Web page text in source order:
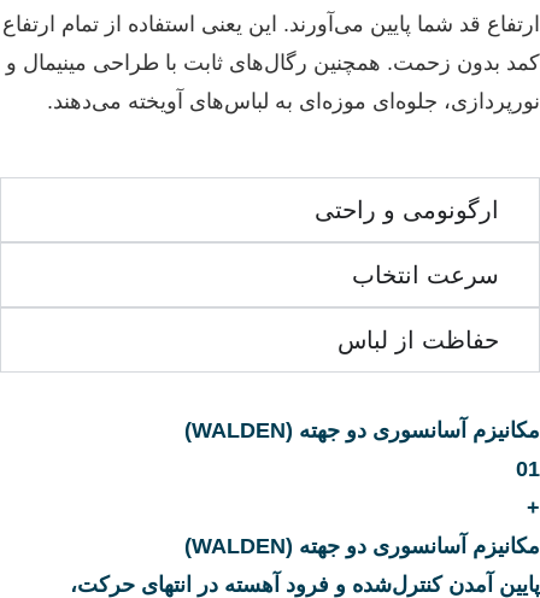
ارتفاع قد شما پایین می‌آورند. این یعنی استفاده از تمام ارتفاع
کمد بدون زحمت. همچنین رگال‌های ثابت با طراحی مینیمال و
نورپردازی، جلوه‌ای موزه‌ای به لباس‌های آویخته می‌دهند.
ارگونومی و راحتی
سرعت انتخاب
حفاظت از لباس
مکانیزم آسانسوری دو جهته (WALDEN)
01
+
مکانیزم آسانسوری دو جهته (WALDEN)
پایین آمدن کنترل‌شده و فرود آهسته در انتهای حرکت،